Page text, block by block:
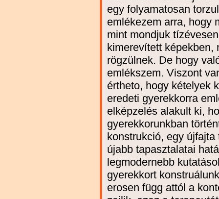
egy folyamatosan
emlékezem arra, hogy
mint mondjuk
kimerevített képekben,
rögzülnek. De hogy
emlékszem. Viszont
értheto, hogy kételyek
eredeti gyerekkorra
elképzelés alakult ki,
gyerekkorunkban
konstrukció, egy
újabb tapasztalatai
legmodernebb
gyerekkort
erosen függ attól a